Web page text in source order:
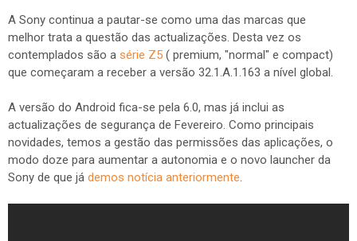
A Sony continua a pautar-se como uma das marcas que
melhor trata a questão das actualizações. Desta vez os
contemplados são a série Z5 ( premium, "normal" e compact)
que começaram a receber a versão 32.1.A.1.163 a nível global.
A versão do Android fica-se pela 6.0, mas já inclui as
actualizações de segurança de Fevereiro. Como principais
novidades, temos a gestão das permissões das aplicações, o
modo doze para aumentar a autonomia e o novo launcher da
Sony de que já demos notícia anteriormente.